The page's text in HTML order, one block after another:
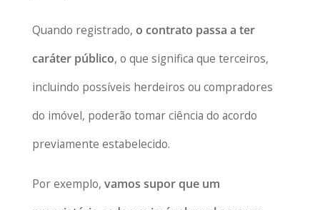
Quando registrado, o contrato passa a ter
caráter público, o que significa que terceiros,
incluindo possíveis herdeiros ou compradores
do imóvel, poderão tomar ciência do acordo
previamente estabelecido.
Por exemplo, vamos supor que um